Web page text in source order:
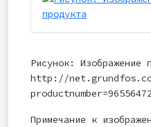
Рисунок: Изображение
http://
Примечание к